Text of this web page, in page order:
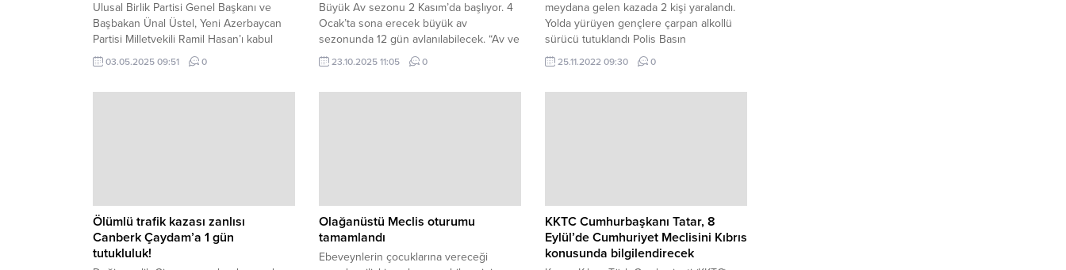
Ulusal Birlik Partisi Genel Başkanı ve
Başbakan Ünal Üstel, Yeni Azerbaycan
Partisi Milletvekili Ramil Hasan’ı kabul
ederek görüştü. UBP Genel Merkezi’nde
gerçekleşen görüşmede, UBP Genel
03.05.2025 09:51 0
Büyük Av sezonu 2 Kasım’da başlıyor. 4
Ocak’ta sona erecek büyük av
sezonunda 12 gün avlanılabilecek. “Av ve
Avla İlgili Yaban Hayatını Düzenleme
Yasası” çerçevesinde hazırlanan “Av
23.10.2025 11:05 0
meydana gelen kazada 2 kişi yaralandı.
Yolda yürüyen gençlere çarpan alkollü
sürücü tutuklandı Polis Basın
Subaylığı’ndan alınan bilgiye göre, Girne
Alsancak anayolunun 3-4 kilometreleri
25.11.2022 09:30 0
Ölümlü trafik kazası zanlısı
Canberk Çaydam’a 1 gün
tutukluluk!
Olağanüstü Meclis oturumu
tamamlandı
Ebeveynlerin çocuklarına vereceği
KKTC Cumhurbaşkanı Tatar, 8
Eylül’de Cumhuriyet Meclisini Kıbrıs
konusunda bilgilendirecek